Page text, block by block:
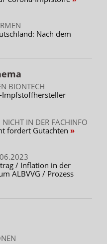
Nach dem
BIONTECH
Impfstoffhersteller
IN DER FACHINFO
fordert Gutachten
/ Inflation in der
ALBVVG / Prozess